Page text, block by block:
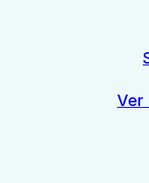
Ver